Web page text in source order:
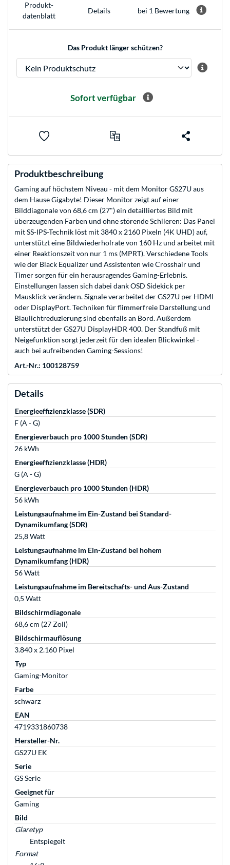
Produkt­
datenblatt
Details bei 1 Bewertung
Das Produkt länger schützen?
Sofort verfügbar
Produktbeschreibung
Gaming auf höchstem Niveau - mit dem Monitor GS27U aus
dem Hause Gigabyte! Dieser Monitor zeigt auf einer
Bilddiagonale von 68,6 cm (27") ein detailliertes Bild mit
überzeugenden Farben und ohne störende Schlieren: Das Panel
mit SS-IPS-Technik löst mit 3840 x 2160 Pixeln (4K UHD) auf,
unterstützt eine Bildwiederholrate von 160 Hz und arbeitet mit
einer Reaktionszeit von nur 1 ms (MPRT). Verschiedene Tools
wie der Black Equalizer und Assistenten wie Crosshair und
Timer sorgen für ein herausragendes Gaming-Erlebnis.
Einstellungen lassen sich dabei dank OSD Sidekick per
Mausklick verändern. Signale verarbeitet der GS27U per HDMI
oder DisplayPort. Techniken für flimmerfreie Darstellung und
Blaulichtreduzierung sind ebenfalls an Bord. Außerdem
unterstützt der GS27U DisplayHDR 400. Der Standfuß mit
Neigefunktion sorgt jederzeit für den idealen Blickwinkel -
auch bei aufreibenden Gaming-Sessions!
Art.-Nr.: 100128759
Details
Energieeffizienzklasse (SDR)
F (A - G)
Energieverbauch pro 1000 Stunden (SDR)
26 kWh
Energieeffizienzklasse (HDR)
G (A - G)
Energieverbauch pro 1000 Stunden (HDR)
56 kWh
Leistungsaufnahme im Ein-Zustand bei Standard-
Dynamikumfang (SDR)
25,8 Watt
Leistungsaufnahme im Ein-Zustand bei hohem
Dynamikumfang (HDR)
56 Watt
Leistungsaufnahme im Bereitschafts- und Aus-Zustand
0,5 Watt
Bildschirmdiagonale
68,6 cm (27 Zoll)
Bildschirmauflösung
3.840 x 2.160 Pixel
Typ
Gaming-Monitor
Farbe
schwarz
EAN
4719331860738
Hersteller-Nr.
GS27U EK
Serie
GS Serie
Geeignet für
Gaming
Bild
Glaretyp
Entspiegelt
Format